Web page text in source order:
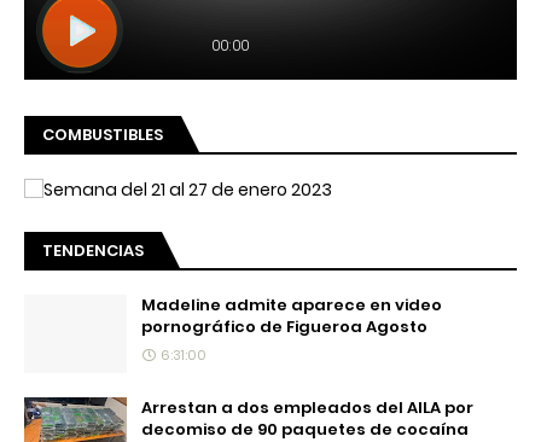
COMBUSTIBLES
TENDENCIAS
Madeline admite aparece en video
pornográfico de Figueroa Agosto
6:31:00
Arrestan a dos empleados del AILA por
decomiso de 90 paquetes de cocaína